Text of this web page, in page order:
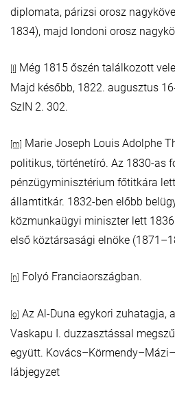
diplomata, párizsi orosz
1834), majd londoni orosz
Még 1815 őszén találkozott
Majd később, 1822. augusztus
SzIN 2. 302.
[m]
Marie Joseph Louis Adolphe
politikus, történetíró. Az 1830-as
pénzügyminisztérium főtitkára
államtitkár. 1832-ben előbb
közmunkaügyi miniszter lett
első köztársasági elnöke
[n] Folyó Franciaországban.
[o] Az Al-Duna egykori zuhatagja,
Vaskapu I. duzzasztással
együtt.
lábjegyzet